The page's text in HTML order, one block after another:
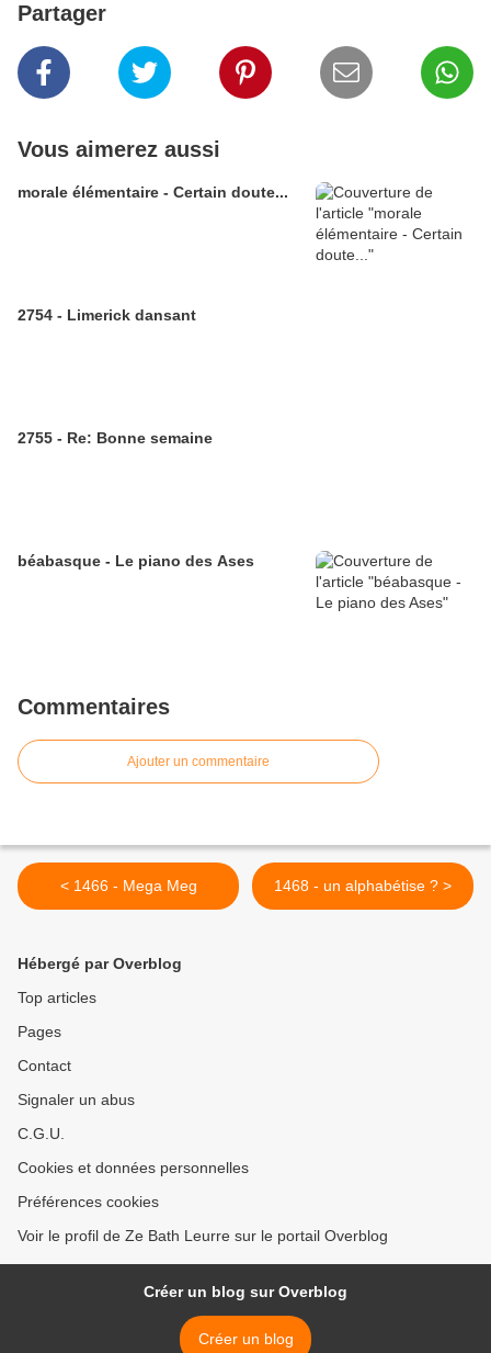
Partager
Vous aimerez aussi
morale élémentaire - Certain doute...
2754 - Limerick dansant
2755 - Re: Bonne semaine
béabasque - Le piano des Ases
Commentaires
Ajouter un commentaire
< 1466 - Mega Meg 1468 - un alphabétise ? >
Hébergé par Overblog
Top articles
Pages
Contact
Signaler un abus
C.G.U.
Cookies et données personnelles
Préférences cookies
Voir le profil de Ze Bath Leurre sur le portail Overblog
Créer un blog sur Overblog
Créer un blog